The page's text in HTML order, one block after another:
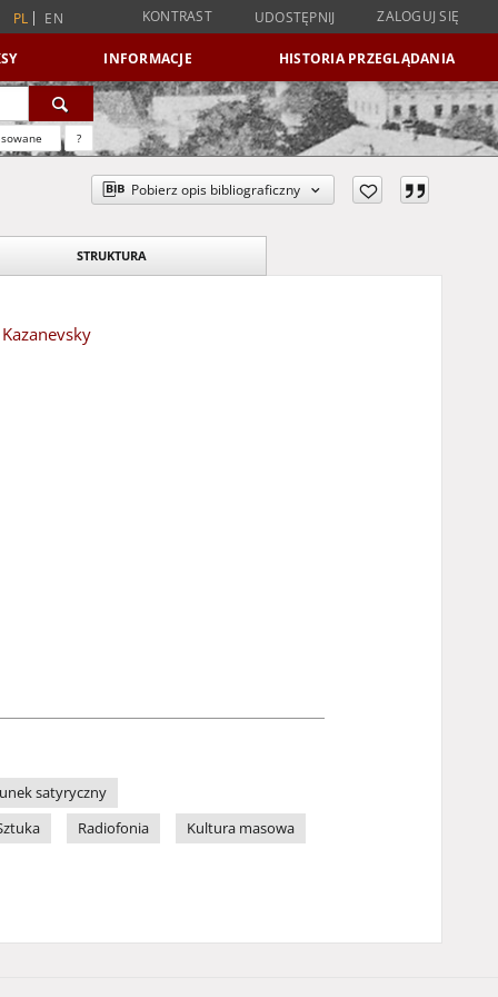
PL EN KONTRAST UDOSTĘPNIJ ZALOGUJ SIĘ
INFORMACJE HISTORIA PRZEGLĄDANIA
?
Pobierz opis bibliograficzny
STRUKTURA
satyryczny
Radiofonia Kultura masowa